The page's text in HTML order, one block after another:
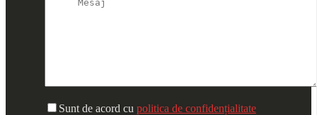
Sunt de acord cu politica de confidențialitate